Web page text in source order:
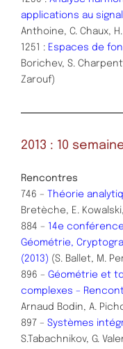
applications au
Anthoine, C. Chaux,
1251 : Espaces de
Borichev, S.
Zarouf)
2013 : 10
Rencontres
746 – Théorie
Bretèche, E.
884 – 14e
Géométrie,
(2013) (S. Ballet, M.
896 – Géométrie et
complexes –
Arnaud Bodin, A.
897 – Systèmes
S.Tabachnikov, G.